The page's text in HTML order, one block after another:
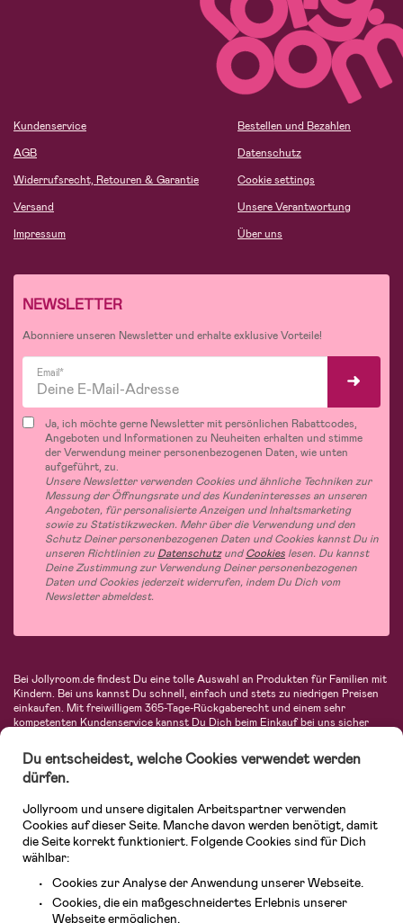
Kundenservice
AGB
Widerrufsrecht, Retouren & Garantie
Versand
Impressum
Bestellen und Bezahlen
Datenschutz
Cookie settings
Unsere Verantwortung
Über uns
NEWSLETTER
Abonniere unseren Newsletter und erhalte exklusive Vorteile!
Email*
Ja, ich möchte gerne Newsletter mit persönlichen Rabattcodes,
Angeboten und Informationen zu Neuheiten erhalten und stimme
der Verwendung meiner personenbezogenen Daten, wie unten
aufgeführt, zu.
Unsere Newsletter verwenden Cookies und ähnliche Techniken zur
Messung der Öffnungsrate und des Kundeninteresses an unseren
Angeboten, für personalisierte Anzeigen und Inhaltsmarketing
sowie zu Statistikzwecken. Mehr über die Verwendung und den
Schutz Deiner personenbezogenen Daten und Cookies kannst Du in
unseren Richtlinien zu DatenschutzundCookies lesen. Du kannst
Deine Zustimmung zur Verwendung Deiner personenbezogenen
Daten und Cookies jederzeit widerrufen, indem Du Dich vom
Newsletter abmeldest.
Bei Jollyroom.de findest Du eine tolle Auswahl an Produkten für Familien mit
Kindern. Bei uns kannst Du schnell, einfach und stets zu niedrigen Preisen
einkaufen. Mit freiwilligem 365-Tage-Rückgaberecht und einem sehr
kompetenten Kundenservice kannst Du Dich beim Einkauf bei uns sicher
Autositze, Kinder- und Babymode, Produkte für Mütter und eine Menge
fantastischer Einrichtungsgegenstände, Spielsachen, Babyprodukte und
vieles mehr. Wir haben Produkte von bekannten Herstellern wie Britax, Maxi-
Avent, Jack Wolfskin, Cybex, LEGO und vielen mehr. Schau Dich um in
unserer vielfältigen Online-Boutique für Kinder & Babys. Willkommen!
Du entscheidest, welche Cookies verwendet werden
dürfen.
Jollyroom und unsere digitalen Arbeitspartner verwenden
Cookies auf dieser Seite. Manche davon werden benötigt, damit
die Seite korrekt funktioniert. Folgende Cookies sind für Dich
wählbar:
Cookies zur Analyse der Anwendung unserer Webseite.
Cookies, die ein maßgeschneidertes Erlebnis unserer
Webseite ermöglichen.